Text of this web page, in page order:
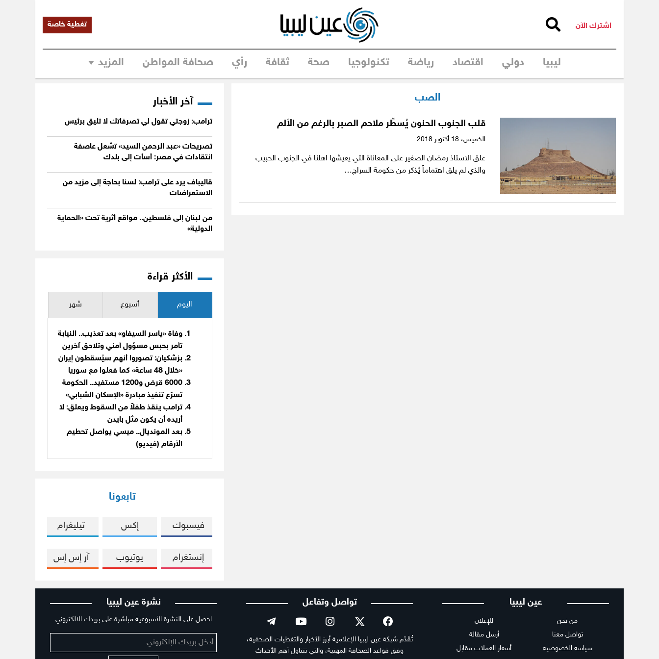
اشترك الآن تغطية خاصة
ليبيا دولي اقتصاد رياضة تكنولوجيا صحة ثقافة رأي صحافة المواطن المزيد
الصب
قلب الجنوب الحنون يُسطِّر ملاحم الصبر بالرغم من الألم
الخميس،
علق الاستاذ رمضان الصغير على المعاناة التي يعيشها اهلنا في الجنوب الحبيب
والذي لم يلق اهتماماً يُذكر من حكومة السراج…
آخر الأخبار
ترامب: زوجتي تقول لي تصرفاتك لا تليق برئيس
تصريحات «عبد الرحمن السيد» تشعل عاصفة
انتقادات في مصر: أسأت إلى بلدك
قاليباف يرد على ترامب: لسنا بحاجة إلى مزيد من
الاستعراضات
من لبنان إلى فلسطين.. مواقع أثرية تحت «الحماية
الدولية»
الأكثر قراءة
اليوم أسبوع شهر
وفاة «ياسر السيفاو» بعد تعذيب.. النيابة
تأمر بحبس مسؤول أمني وتلاحق آخرين
بزشكيان: تصوروا أنهم سيُسقطون إيران
«خلال 48 ساعة» كما فعلوا مع سوريا
6000 قرض و1200 مستفيد.. الحكومة
تسرّع تنفيذ مبادرة «الإسكان الشبابي»
ترامب ينقذ طفلاً من السقوط ويعلق: لا
أريده أن يكون مثل بايدن
بعد المونديال.. ميسي يواصل تحطيم
الأرقام (فيديو)
تابعونا
فيسبوك إكس تيليغرام
إنستغرام يوتيوب آر إس إس
عين ليبيا
من نحن
تواصل معنا
سياسة الخصوصية
للإعلان
أرسل مقالة
أسعار العملات مقابل
تواصل وتفاعل
تُقَدّم شبكة عين ليبيا الإعلامية أبرز الأخبار والتغطيات الصحفية،
وفق قواعد الصحافة المهنية، والتي تتناول أهم الأحداث
نشرة عين ليبيا
احصل على النشرة الأسبوعية مباشرة على بريدك الالكتروني